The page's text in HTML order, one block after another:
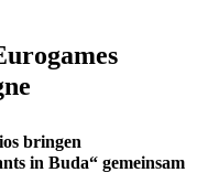
bringen
in Buda“ gemeinsam